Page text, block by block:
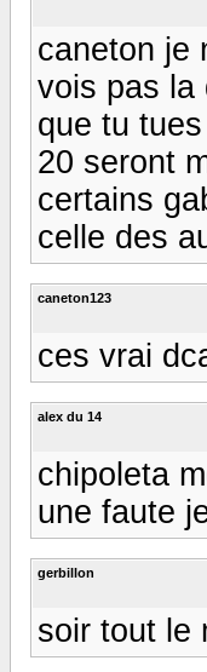
caneton je
vois pas la
que tu
20 seront
certains
celle des
caneton123
ces vrai
alex du 14
chipoleta
une faute
gerbillon
soir tout le